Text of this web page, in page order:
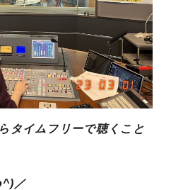
タイムフリーで聴くこと
／